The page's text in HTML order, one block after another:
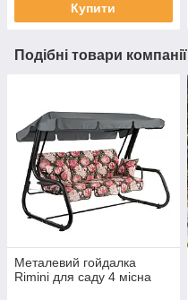
Купити
Подібні товари компанії
Металевий гойдалка
Rimini для саду 4 місна